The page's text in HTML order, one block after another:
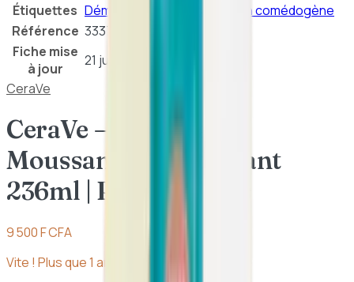
Étiquettes Démaquillage
Non comédogène
Référence 3337875773430
Fiche mise
à jour
21 juillet 2026
CeraVe
CeraVe – Hydratant
Moussant Oil Nettoyant
236ml | Peaux Sèches
9 500 F CFA
Vite ! Plus que1 article